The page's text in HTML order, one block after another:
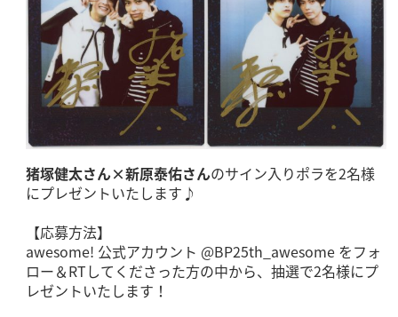
猪塚健太さん×新原泰佑さんのサイン入りポラを2名様
にプレゼントいたします♪
【応募方法】
awesome! 公式アカウント @BP25th_awesome をフォ
ロー＆RTしてくださった方の中から、抽選で2名様にプ
レゼントいたします！